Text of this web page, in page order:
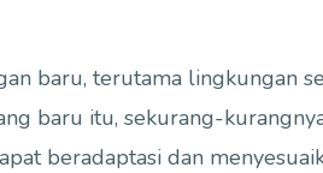
baru, terutama lingkungan
baru itu, sekurang-
beradaptasi dan